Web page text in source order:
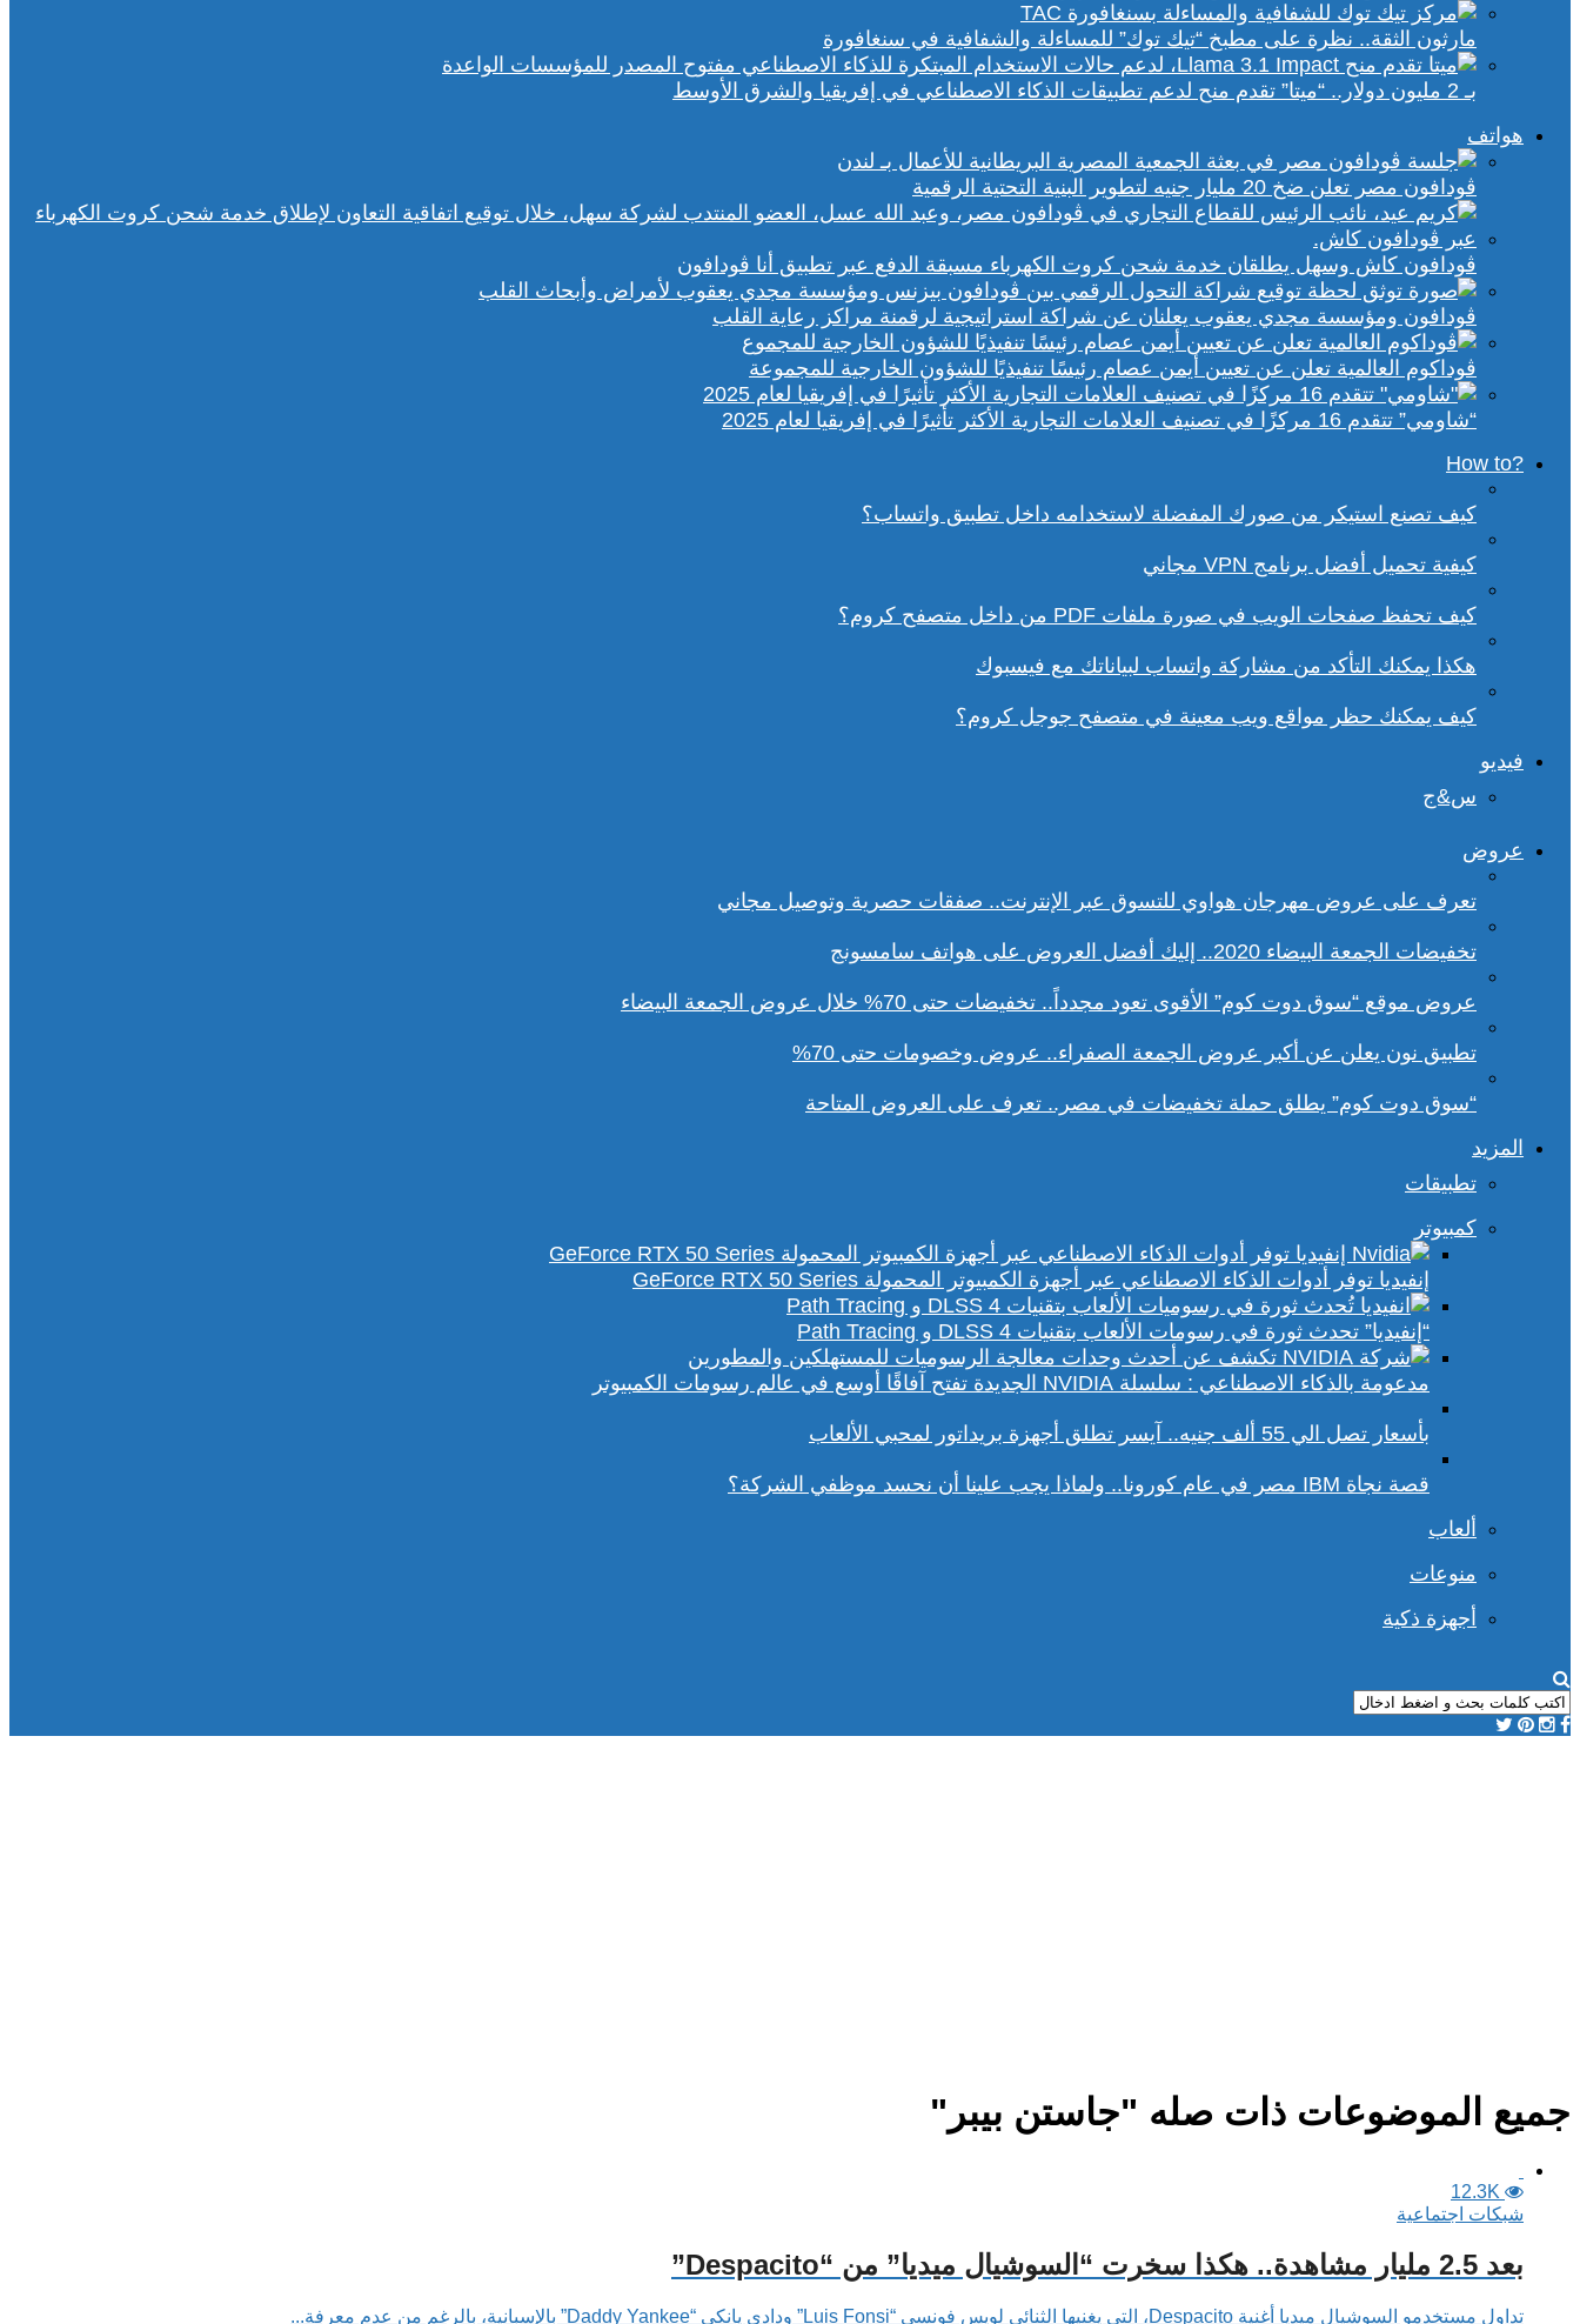
مارثون الثقة.. نظرة على مطبخ “تيك توك” للمساءلة والشفافية في سنغافورة
بـ 2 مليون دولار.. “ميتا” تقدم منح لدعم تطبيقات الذكاء الاصطناعي في إفريقيا والشرق الأوسط
هواتف
ڤودافون مصر تعلن ضخ 20 مليار جنيه لتطوير البنية التحتية الرقمية
ڤودافون كاش وسهل يطلقان خدمة شحن كروت الكهرباء مسبقة الدفع عبر تطبيق أنا ڤودافون
ڤودافون ومؤسسة مجدي يعقوب يعلنان عن شراكة استراتيجية لرقمنة مراكز رعاية القلب
ڤوداكوم العالمية تعلن عن تعيين أيمن عصام رئيسًا تنفيذيًا للشؤون الخارجية للمجموعة
“شاومي” تتقدم 16 مركزًا في تصنيف العلامات التجارية الأكثر تأثيرًا في إفريقيا لعام 2025
?How to
كيف تصنع استيكر من صورك المفضلة لاستخدامه داخل تطبيق واتساب؟
كيفية تحميل أفضل برنامج VPN مجاني
كيف تحفظ صفحات الويب في صورة ملفات PDF من داخل متصفح كروم؟
هكذا يمكنك التأكد من مشاركة واتساب لبياناتك مع فيسبوك
كيف يمكنك حظر مواقع ويب معينة في متصفح جوجل كروم؟
فيديو
س&ج
عروض
تعرف على عروض مهرجان هواوي للتسوق عبر الإنترنت.. صفقات حصرية وتوصيل مجاني
تخفيضات الجمعة البيضاء 2020.. إليك أفضل العروض على هواتف سامسونج
عروض موقع “سوق دوت كوم” الأقوى تعود مجدداً.. تخفيضات حتى 70% خلال عروض الجمعة البيضاء
تطبيق نون يعلن عن أكبر عروض الجمعة الصفراء.. عروض وخصومات حتى 70%
“سوق دوت كوم” يطلق حملة تخفيضات في مصر.. تعرف على العروض المتاحة
المزيد
تطبيقات
كمبيوتر
إنفيديا توفر أدوات الذكاء الاصطناعي عبر أجهزة الكمبيوتر المحمولة GeForce RTX 50 Series
“إنفيديا” تحدث ثورة في رسومات الألعاب بتقنيات DLSS 4 و Path Tracing
مدعومة بالذكاء الاصطناعي : سلسلة NVIDIA الجديدة تفتح آفاقًا أوسع في عالم رسومات الكمبيوتر
بأسعار تصل الي 55 ألف جنيه.. آيسر تطلق أجهزة بريداتور لمحبي الألعاب
قصة نجاة IBM مصر في عام كورونا.. ولماذا يجب علينا أن نحسد موظفي الشركة؟
ألعاب
منوعات
أجهزة ذكية
جميع الموضوعات ذات صله "جاستن بيبر"
12.3K
شبكات اجتماعية
بعد 2.5 مليار مشاهدة.. هكذا سخرت “السوشيال ميديا” من “Despacito”
تداول مستخدمو السوشيال ميديا أغنية Despacito، التي يغنيها الثنائي لويس فونسي “Luis Fonsi” ودادي يانكي “Daddy Yankee” بالإسبانية، بالرغم من عدم معرفة...